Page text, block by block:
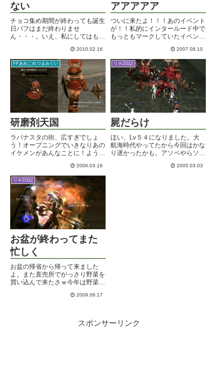
ない
チョコ集め期間が終わっても誕生
日バフはまだ終わりませ
ん・・・。いえ、私にしてはもの
るのですが。あと3時間くらい残
したところで経験値は50％に届
きそうなところ。これくらい頑張
ったらLv79も近く見えて来ます
ね！バ...
2010.02.16
アアアアア
ついに来たよ！！！あのイベント
が！！私的にインタールード中で
もっともマークしていたイベント
イベント ～賢者の石と錬金術～
ついに帽子イベントだ帽子だ帽子
だ帽子だよ皆さん。まあ落ち着
け。いやこれが落ち着いていられ
る...
2007.08.10
FFあれこれつまみぐい
研磨剤天国
ラバナスタの街、広すぎでしょ
う！オープニングでいきなりあの
イケメンがあんなことに！ようや
こっとFF12始めましたアルヒャ
です。こんにちは。まだストーリ
ーが何にも始まっていないので何
とも言えませんが、ムービー凄
く...
2006.03.16
リネ2日記
屍だらけ
ほい、Lv５４になりました。大
航海時代やってたから今回はかな
り遅かったかも。アソペやらソン
いし、なんとC-ZELが２枚出ちゃ
2005.03.03
リネ2日記
お盆が終わってまた
忙しく
お盆の帰省から帰って来ました
よ。また直売所でがっさり野菜を
買い込んで来たさｗ今年は野菜ど
ら食費だいぶ違うんだがな。家族
とダラダラ忙しいモードですが。
2009.08.17
スポンサーリンク